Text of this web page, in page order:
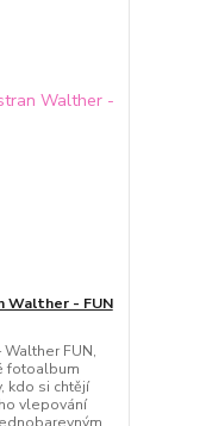
Walther - FUN
FUN,
fotoalbum
kdo si chtějí
vlepování